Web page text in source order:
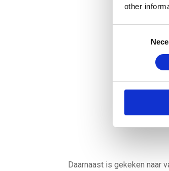
other
Daarnaast is gekeken naar